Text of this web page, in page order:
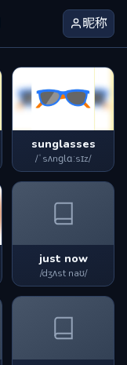
昵称
sunglasses
/ˈsʌnɡlɑːsɪz/
just now
/dʒʌst naʊ/